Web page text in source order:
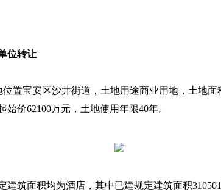
位转让
位置宝安区沙井街道，土地用途商业用地，土地面
始价62100万元，土地使用年限40年。
建筑面积均为酒店，其中已建规定建筑面积